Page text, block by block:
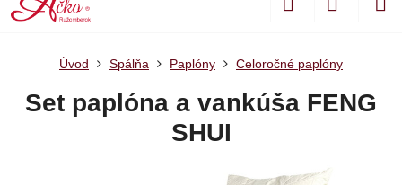
Úvod Spálňa Paplóny Celoročné paplóny
Set paplóna a vankúša FENG
SHUI